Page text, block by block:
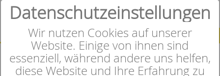
SUCHE
0
Datenschutzeinstellungen
Wir nutzen Cookies auf unserer
Website. Einige von ihnen sind
essenziell, während andere uns helfen,
diese Website und Ihre Erfahrung zu